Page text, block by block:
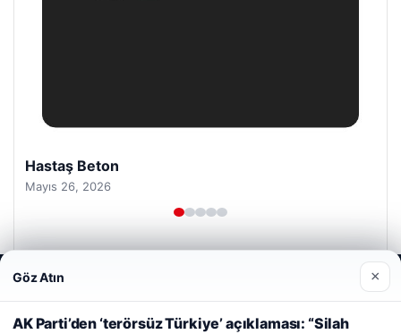
Hastaş Beton
Mayıs 26, 2026
© 2026 Yurt Gazete
Web sitemizi nasıl kullandığınızı daha iyi anlayabilmek,
deneyiminizi kişiselleştirmek ve geliştirmek amacıyla çerezler
kullanıyoruz.
Çerez Politikamız
Göz Atın ×
AK Parti’den ‘terörsüz Türkiye’ açıklaması: “Silah